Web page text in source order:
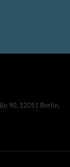
90, 12051 Berlin,